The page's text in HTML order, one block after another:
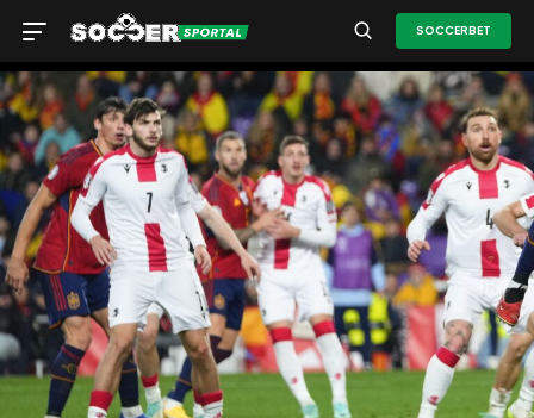
SOCCERBET